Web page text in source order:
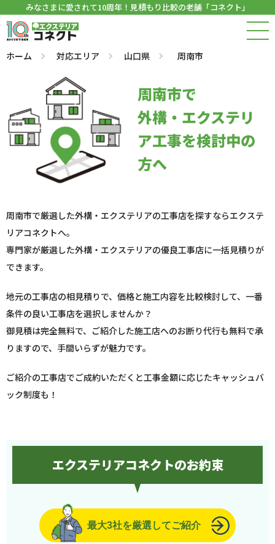
みなさまに愛されて10周年！見積もり比較の老舗「コネクト」
ホーム 対応エリア 山口県 周南市
周南市で
外構・エクステリ
ア工事を検討中の
方へ
周南市で厳選した外構・エクステリアの工事店を探すならエクステ
リアコネクトへ。
専門家が厳選した外構・エクステリアの優良工事店に一括見積りが
できます。
地元の工事店の相見積りで、価格と施工内容を比較検討して、一番
条件の良い工事店を選択しませんか？
御見積は完全無料で、ご紹介した施工店へのお断り代行も無料で承
りますので、手間いらずが魅力です。
ご紹介の工事店でご成約いただくと工事金額に応じたキャッシュバ
ック制度も！
エクステリアコネクトのお約束
最大3社を厳選してご紹介